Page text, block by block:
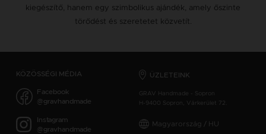
kiegészítő, hanem egy szimbolikus ajándék, amely őszinte
törődést és szeretetet közvetít.
KÖZÖSSÉGI MÉDIA
Facebook
@gravhandmade
Instagram
@gravhandmade
ÜZLETEINK
GRAV Handmade - Sopron
H-9400 Sopron, Várkerület 72.
Magyarország / HU